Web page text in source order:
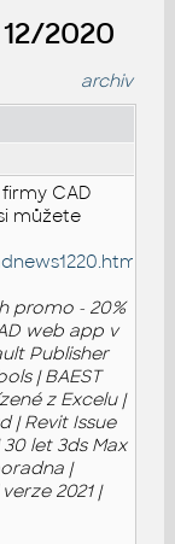
2020
archiv
CAD
můžete
promo - 20%
web app v
Publisher
| BAEST
z Excelu |
| Revit Issue
let 3ds Max
|
2021 |